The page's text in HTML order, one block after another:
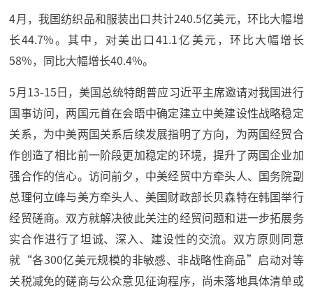
4月，我国纺织品和服装出口共计240.5亿美元，环比大幅增
长44.7%。其中，对美出口41.1亿美元，环比大幅增长
58%，同比大幅增长40.4%。
5月13-15日，美国总统特朗普应习近平主席邀请对我国进行
国事访问，两国元首在会晤中确定建立中美建设性战略稳定
关系，为中美两国关系后续发展指明了方向，为两国经贸合
作创造了相比前一阶段更加稳定的环境，提升了两国企业加
强合作的信心。访问前夕，中美经贸中方牵头人、国务院副
总理何立峰与美方牵头人、美国财政部长贝森特在韩国举行
经贸磋商。双方就解决彼此关注的经贸问题和进一步拓展务
实合作进行了坦诚、深入、建设性的交流。双方原则同意
就“各300亿美元规模的非敏感、非战略性商品”启动对等
关税减免的磋商与公众意见征询程序，尚未落地具体清单或